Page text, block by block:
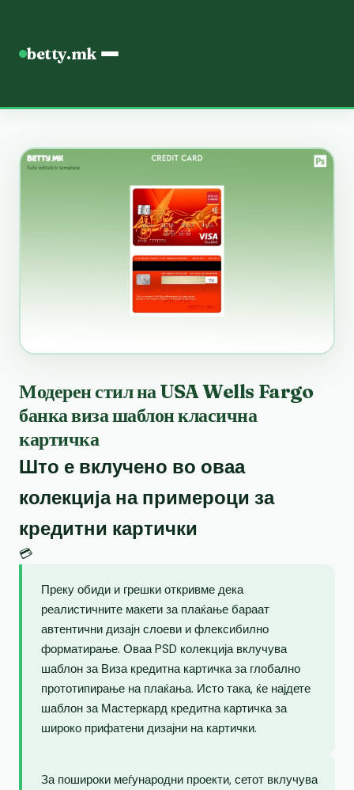
betty.mk
Модерен стил на USA Wells Fargo
банка виза шаблон класична
картичка
Што е вклучено во оваа
колекција на примероци за
кредитни картички
💳
Преку обиди и грешки откривме дека
реалистичните макети за плаќање бараат
автентични дизајн слоеви и флексибилно
форматирање. Оваа PSD колекција вклучува
шаблон за Виза кредитна картичка за глобално
прототипирање на плаќања. Исто така, ќе најдете
шаблон за Мастеркард кредитна картичка за
широко прифатени дизајни на картички.
За пошироки меѓународни проекти, сетот вклучува